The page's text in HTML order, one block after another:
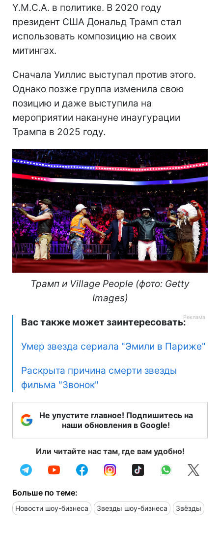
Y.M.C.A. в политике. В 2020 году
президент США Дональд Трамп стал
использовать композицию на своих
митингах.
Сначала Уиллис выступал против этого.
Однако позже группа изменила свою
позицию и даже выступила на
мероприятии накануне инаугурации
Трампа в 2025 году.
Трамп и Village People (фото: Getty
Images)
Вас также может заинтересовать:
Умер звезда сериала "Эмили в Париже"
Раскрыта причина смерти звезды
фильма "Звонок"
Не упустите главное! Подпишитесь на
наши обновления в Google!
Или читайте нас там, где вам удобно!
Больше по теме:
Новости шоу-бизнеса Звезды шоу-бизнеса Звёзды